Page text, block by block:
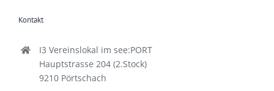
Kontakt
I3 Vereinslokal im see:PORT
Hauptstrasse 204 (2.Stock)
9210 Pörtschach